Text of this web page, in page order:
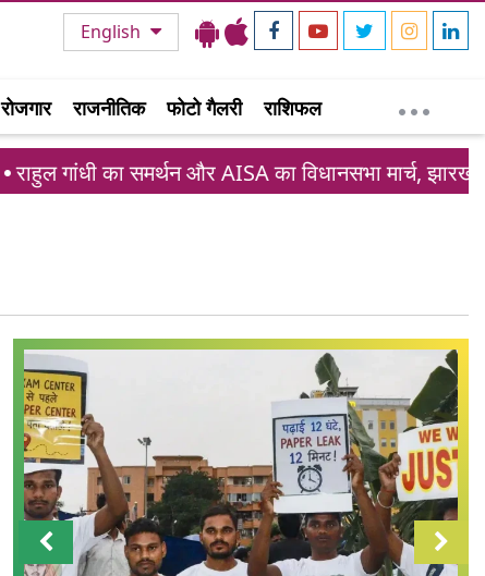
English
रोजगार राजनीतिक फोटो गैलरी राशिफल
राहुल गांधी का समर्थन और AISA का विधानसभा मार्च, झारखंड